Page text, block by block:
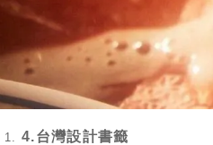
4.台灣設計書籤